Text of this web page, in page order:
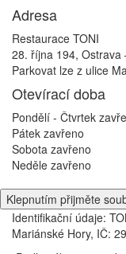
Adresa
Restaurace TONI
28. října 194, Ostrava
Parkovat lze z ulice
Otevírací doba
Pondělí - Čtvrtek
Pátek zavřeno
Sobota zavřeno
Neděle zavřeno
Klepnutím přijměte
Identifikační údaje:
Mariánské Hory, IČ: